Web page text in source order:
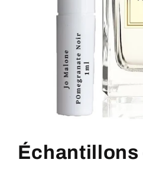
média
dans
Échantillons